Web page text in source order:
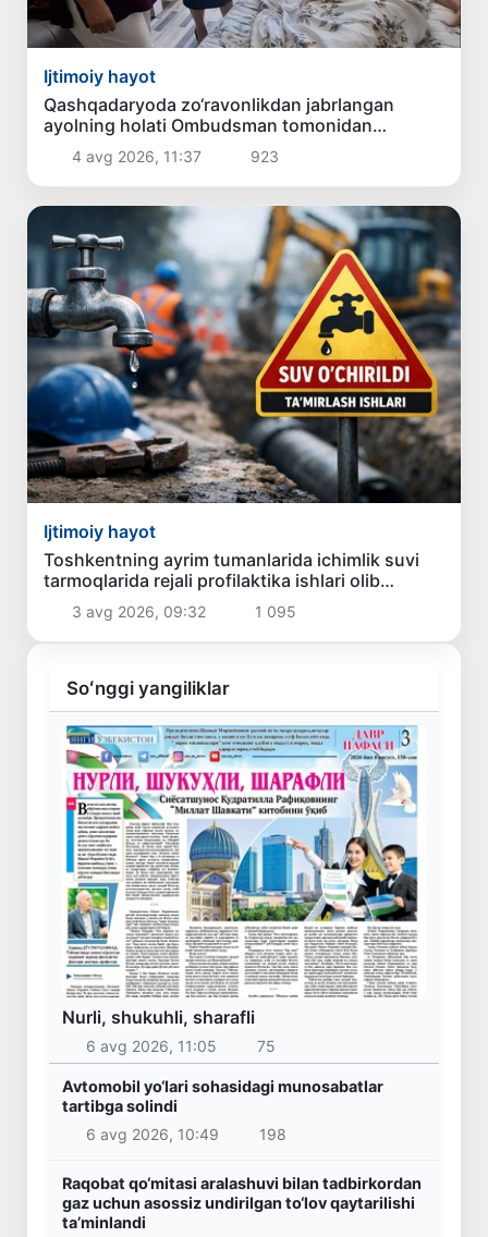
Ijtimoiy hayot
Qashqadaryoda zo‘ravonlikdan jabrlangan
ayolning holati Ombudsman tomonidan
4 avg 2026, 11:37 923
Ijtimoiy hayot
Toshkentning ayrim tumanlarida ichimlik suvi
tarmoqlarida rejali profilaktika ishlari olib
boriladi3 avg 2026, 09:32 1 095
Soʻnggi yangiliklar
Nurli, shukuhli, sharafli
6 avg 2026, 11:05 75
Avtomobil yo‘lari sohasidagi munosabatlar
tartibga solindi
6 avg 2026, 10:49
198
Raqobat qo‘mitasi aralashuvi bilan tadbirkordan
gaz uchun asossiz undirilgan to‘lov qaytarilishi
ta’minlandi